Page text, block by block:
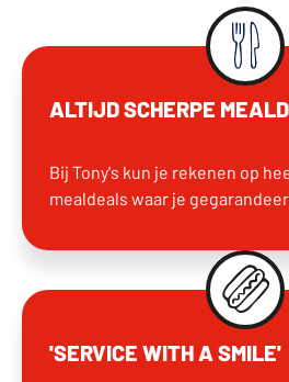
ALTIJD SCHERPE
Bij Tony's kun je rekenen op
mealdeals waar je
'SERVICE WITH A SMILE'